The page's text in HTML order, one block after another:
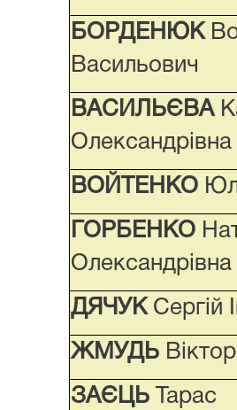
БОРДЕНЮК
Васильович
ВАСИЛЬЄВА
Олександрівна
ВОЙТЕНКО
ГОРБЕНКО
Олександрівна
ДЯЧУК Сергій
ЖМУДЬ
ЗАЄЦЬ
Тарас